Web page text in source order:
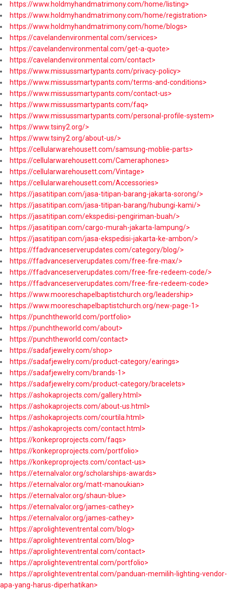
https://www.holdmyhandmatrimony.com/home/listing>
https://www.holdmyhandmatrimony.com/home/registration>
https://www.holdmyhandmatrimony.com/home/blogs>
https://cavelandenvironmental.com/services>
https://cavelandenvironmental.com/get-a-quote>
https://cavelandenvironmental.com/contact>
https://www.missussmartypants.com/privacy-policy>
https://www.missussmartypants.com/terms-and-conditions>
https://www.missussmartypants.com/contact-us>
https://www.missussmartypants.com/faq>
https://www.missussmartypants.com/personal-profile-system>
https://www.tsiny2.org/>
https://www.tsiny2.org/about-us/>
https://cellularwarehousett.com/samsung-moblie-parts>
https://cellularwarehousett.com/Cameraphones>
https://cellularwarehousett.com/Vintage>
https://cellularwarehousett.com/Accessories>
https://jasatitipan.com/jasa-titipan-barang-jakarta-sorong/>
https://jasatitipan.com/jasa-titipan-barang/hubungi-kami/>
https://jasatitipan.com/ekspedisi-pengiriman-buah/>
https://jasatitipan.com/cargo-murah-jakarta-lampung/>
https://jasatitipan.com/jasa-ekspedisi-jakarta-ke-ambon/>
https://ffadvanceserverupdates.com/category/blog/>
https://ffadvanceserverupdates.com/free-fire-max/>
https://ffadvanceserverupdates.com/free-fire-redeem-code/>
https://ffadvanceserverupdates.com/free-fire-redeem-code>
https://www.mooreschapelbaptistchurch.org/leadership>
https://www.mooreschapelbaptistchurch.org/new-page-1>
https://punchtheworld.com/portfolio>
https://punchtheworld.com/about>
https://punchtheworld.com/contact>
https://sadafjewelry.com/shop>
https://sadafjewelry.com/product-category/earings>
https://sadafjewelry.com/brands-1>
https://sadafjewelry.com/product-category/bracelets>
https://ashokaprojects.com/gallery.html>
https://ashokaprojects.com/about-us.html>
https://ashokaprojects.com/courtila.html>
https://ashokaprojects.com/contact.html>
https://konkeproprojects.com/faqs>
https://konkeproprojects.com/portfolio>
https://konkeproprojects.com/contact-us>
https://eternalvalor.org/scholarships-awards>
https://eternalvalor.org/matt-manoukian>
https://eternalvalor.org/shaun-blue>
https://eternalvalor.org/james-cathey>
https://eternalvalor.org/james-cathey>
https://aprolighteventrental.com/blog>
https://aprolighteventrental.com/blog>
https://aprolighteventrental.com/contact>
https://aprolighteventrental.com/portfolio>
https://aprolighteventrental.com/panduan-memilih-lighting-vendor-
apa-yang-harus-diperhatikan>